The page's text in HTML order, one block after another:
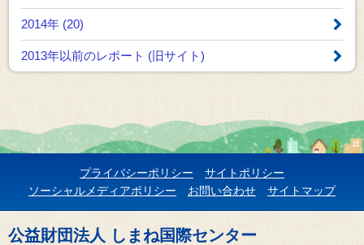
2014年 (20)
2013年以前のレポート (旧サイト)
プライバシーポリシー
サイトポリシー
ソーシャルメディアポリシー
お問い合わせ サイトマップ
公益財団法人 しまね国際センター